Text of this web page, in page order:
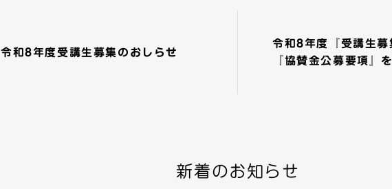
令和8年度受講生募集のおしらせ
令和8年度『受講生
『協賛金公募要項』
新着のお知らせ